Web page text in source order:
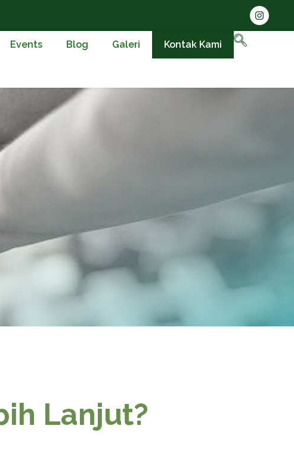
Events Blog Galeri Kontak Kami
Lanjut?